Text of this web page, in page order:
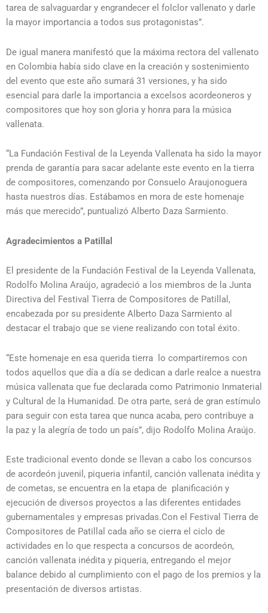
tarea de salvaguardar y engrandecer el folclor vallenato y darle
la mayor importancia a todos sus protagonistas”.
De igual manera manifestó que la máxima rectora del vallenato
en Colombia había sido clave en la creación y sostenimiento
del evento que este año sumará 31 versiones, y ha sido
esencial para darle la importancia a excelsos acordeoneros y
compositores que hoy son gloria y honra para la música
vallenata.
“La Fundación Festival de la Leyenda Vallenata ha sido la mayor
prenda de garantía para sacar adelante este evento en la tierra
de compositores, comenzando por Consuelo Araujonoguera
hasta nuestros días. Estábamos en mora de este homenaje
más que merecido”, puntualizó Alberto Daza Sarmiento.
Agradecimientos a Patillal
El presidente de la Fundación Festival de la Leyenda Vallenata,
Rodolfo Molina Araújo, agradeció a los miembros de la Junta
Directiva del Festival Tierra de Compositores de Patillal,
encabezada por su presidente Alberto Daza Sarmiento al
destacar el trabajo que se viene realizando con total éxito.
“Este homenaje en esa querida tierra lo compartiremos con
todos aquellos que día a día se dedican a darle realce a nuestra
música vallenata que fue declarada como Patrimonio Inmaterial
y Cultural de la Humanidad. De otra parte, será de gran estímulo
para seguir con esta tarea que nunca acaba, pero contribuye a
la paz y la alegría de todo un país”, dijo Rodolfo Molina Araújo.
Este tradicional evento donde se llevan a cabo los concursos
de acordeón juvenil, piqueria infantil, canción vallenata inédita y
de cometas, se encuentra en la etapa de planificación y
ejecución de diversos proyectos a las diferentes entidades
gubernamentales y empresas privadas.Con el Festival Tierra de
Compositores de Patillal cada año se cierra el ciclo de
actividades en lo que respecta a concursos de acordeón,
canción vallenata inédita y piqueria, entregando el mejor
balance debido al cumplimiento con el pago de los premios y la
presentación de diversos artistas.